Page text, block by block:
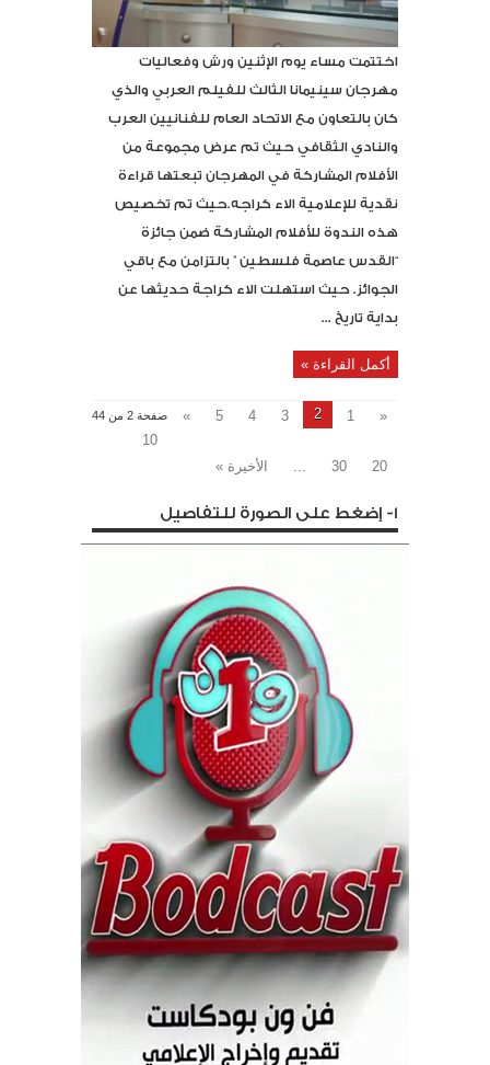
اختتمت مساء يوم الإثنين ورش وفعاليات
مهرجان سينيمانا الثالث للفيلم العربي والذي
كان بالتعاون مع الاتحاد العام للفنانيين العرب
والنادي الثقافي حيث تم عرض مجموعة من
الأفلام المشاركة في المهرجان تبعتها قراءة
نقدية للإعلامية الاء كراجه.حيث تم تخصيص
هذه الندوة للأفلام المشاركة ضمن جائزة
“القدس عاصمة فلسطين ” بالتزامن مع باقي
الجوائز. حيث استهلت الاء كراجة حديثها عن
بداية تاريخ ...
أكمل القراءة »
صفحة 2 من 44 «
1
2
3
4
5
»
10
20
30 الأخيرة »
1- إضغط على الصورة للتفاصيل